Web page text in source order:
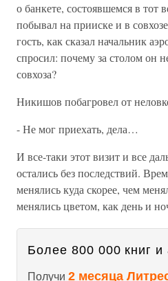
о банкете, состоявшемся в тот
побывал на прииске и в
гость, как сказал начальник
спросил: почему за столом он
совхоза?
Никишов побагровел от
- Не мог приехать, дела…
И все-таки этот визит и все
остались без последствий.
менялись куда скорее, чем
менялись цветом, как день и
Более 800 000 книг и
Получи 2 месяца